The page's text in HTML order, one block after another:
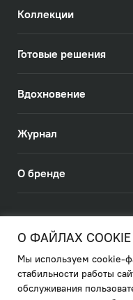
Коллекции
Готовые решения
Вдохновение
Журнал
О бренде
Политика в
О ФАЙЛАХ
Мы используем cookie-
стабильности работы
обслуживания